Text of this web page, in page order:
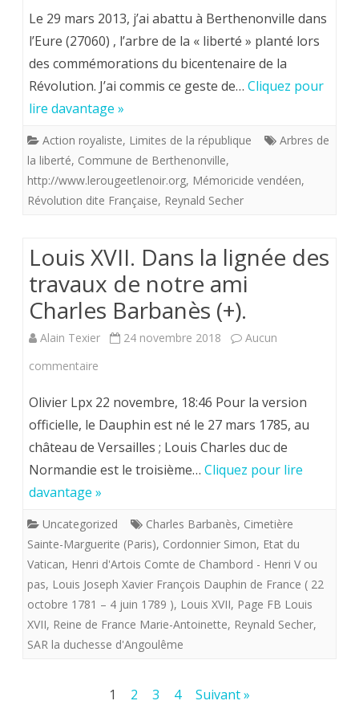
les
Le 29 mars 2013, j’ai abattu à Berthenonville dans
l’Eure (27060) , l’arbre de la « liberté » planté lors
des commémorations du bicentenaire de la
Révolution. J’ai commis ce geste de… Cliquez pour
lire davantage »
Action royaliste, Limites de la république
Arbres de
la liberté, Commune de Berthenonville,
http://www.lerougeetlenoir.org, Mémoricide vendéen,
Révolution dite Française, Reynald Secher
Louis XVII. Dans la lignée des
travaux de notre ami
Charles Barbanès (+).
Alain Texier 24 novembre 2018
Aucun
commentaire
XVII.
Dans
la
travaux
de
notre
ami
Barbanès
Olivier Lpx 22 novembre, 18:46 Pour la version
officielle, le Dauphin est né le 27 mars 1785, au
château de Versailles ; Louis Charles duc de
Normandie est le troisième… Cliquez pour lire
davantage »
Uncategorized Charles Barbanès, Cimetière
Sainte-Marguerite (Paris), Cordonnier Simon, Etat du
Vatican, Henri d'Artois Comte de Chambord - Henri V ou
pas, Louis Joseph Xavier François Dauphin de France ( 22
octobre 1781 – 4 juin 1789 ), Louis XVII, Page FB Louis
XVII, Reine de France Marie-Antoinette, Reynald Secher,
SAR la duchesse d'Angoulême
1 2 3 4 Suivant »